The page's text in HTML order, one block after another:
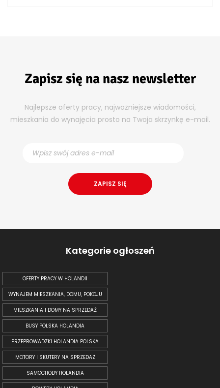
Zapisz się na nasz newsletter
Najlepsze oferty pracy, najważniejsze wiadomości,
mieszkania do wynajęcia prosto na Twoja skrzynkę e-mail.
Kategorie ogłoszeń
OFERTY PRACY W HOLANDII
WYNAJEM MIESZKANIA, DOMU, POKOJU
MIESZKANIA I DOMY NA SPRZEDAŻ
BUSY POLSKA HOLANDIA
PRZEPROWADZKI HOLANDIA POLSKA
MOTORY I SKUTERY NA SPRZEDAŻ
SAMOCHODY HOLANDIA